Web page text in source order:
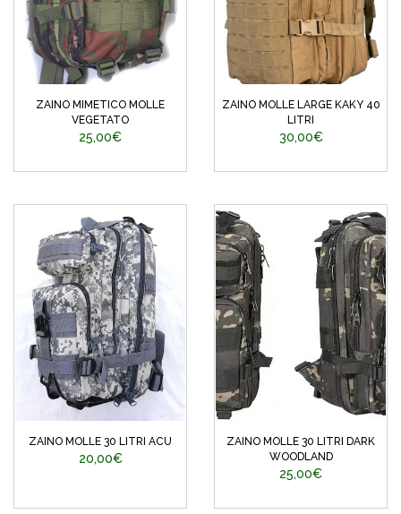
ZAINO MIMETICO MOLLE
VEGETATO
25,00€
ZAINO MOLLE LARGE KAKY 40
LITRI
30,00€
ZAINO MOLLE 30 LITRI ACU
20,00€
ZAINO MOLLE 30 LITRI DARK
WOODLAND
25,00€